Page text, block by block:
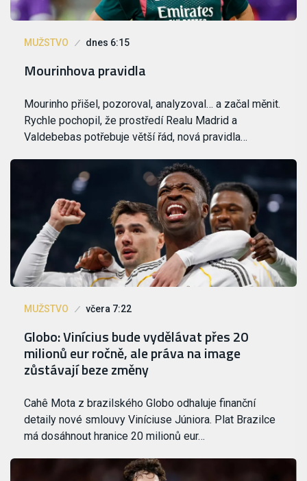
MUŽSTVO dnes 6:15
Mourinhova pravidla
Mourinho přišel, pozoroval, analyzoval… a začal měnit.
Rychle pochopil, že prostředí Realu Madrid a
Valdebebas potřebuje větší řád, nová pravidla…
MUŽSTVO včera 7:22
Globo: Vinícius bude vydělávat přes 20
milionů eur ročně, ale práva na image
zůstávají beze změny
Cahê Mota z brazilského Globo odhaluje finanční
detaily nové smlouvy Viníciuse Júniora. Plat Brazilce
má dosáhnout hranice 20 milionů eur…